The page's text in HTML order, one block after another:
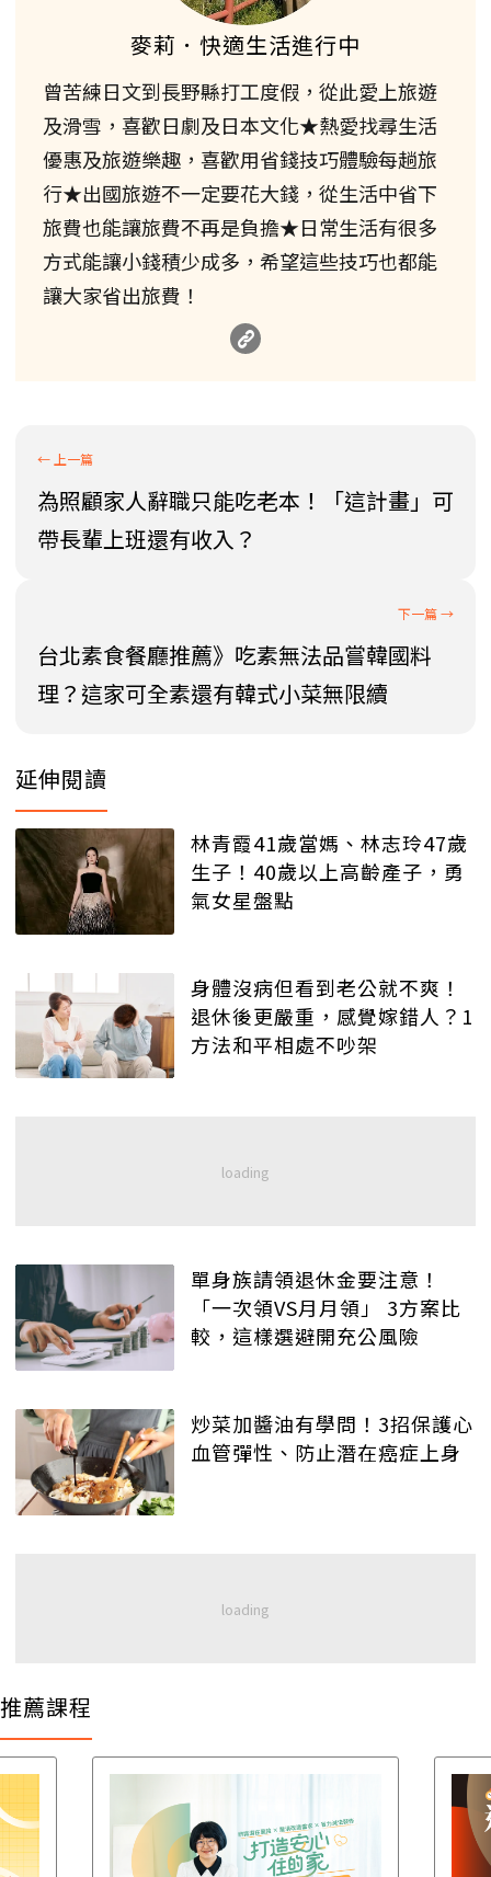
麥莉．快適生活進行中
曾苦練日文到長野縣打工度假，從此愛上旅遊
及滑雪，喜歡日劇及日本文化★熱愛找尋生活
優惠及旅遊樂趣，喜歡用省錢技巧體驗每趟旅
行★出國旅遊不一定要花大錢，從生活中省下
旅費也能讓旅費不再是負擔★日常生活有很多
方式能讓小錢積少成多，希望這些技巧也都能
讓大家省出旅費！
為照顧家人辭職只能吃老本！「這計畫」可
帶長輩上班還有收入？
台北素食餐廳推薦》吃素無法品嘗韓國料
理？這家可全素還有韓式小菜無限續
延伸閱讀
林青霞41歲當媽、林志玲47歲
生子！40歲以上高齡產子，勇
氣女星盤點
身體沒病但看到老公就不爽！
退休後更嚴重，感覺嫁錯人？1
方法和平相處不吵架
單身族請領退休金要注意！
「一次領VS月月領」 3方案比
較，這樣選避開充公風險
炒菜加醬油有學問！3招保護心
血管彈性、防止潛在癌症上身
推薦課程